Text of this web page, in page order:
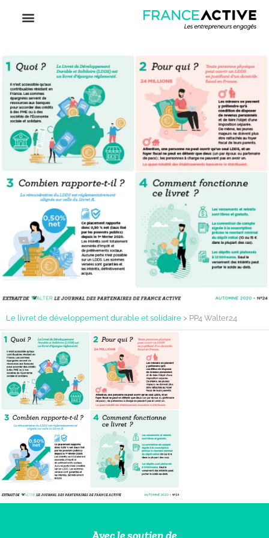
Le livret de développement durable et solidaire > PP4 Walter24
Avec le soutien de